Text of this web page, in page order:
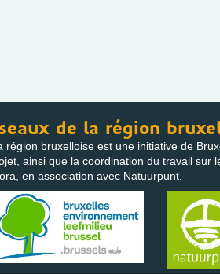
de la région
région bruxelloise est une initiative de
ainsi que la coordination du travail sur
en association avec Natuurpunt.